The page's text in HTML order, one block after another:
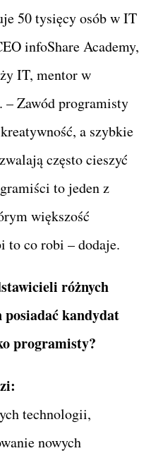
50 tysięcy osób w IT
infoShare Academy,
IT, mentor w
– Zawód programisty
a szybkie
często cieszyć
to jeden z
większość
to co robi – dodaje.
różnych
kandydat
programisty?
technologii,
nowych